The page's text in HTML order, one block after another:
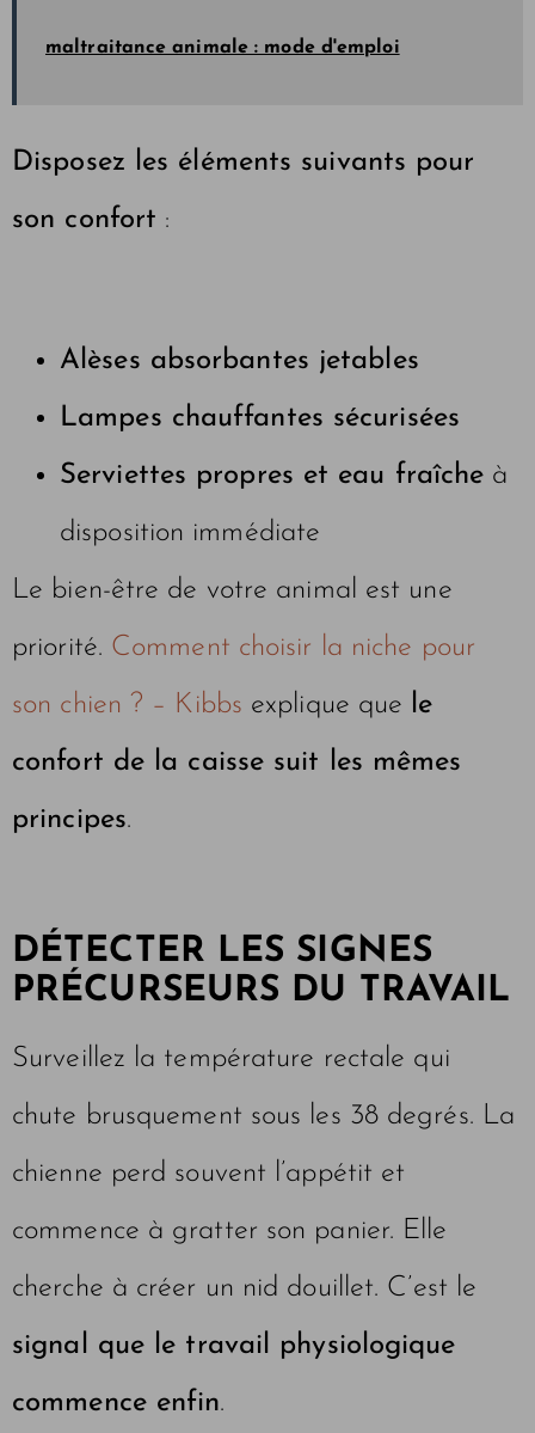
maltraitance animale : mode d'emploi
Disposez les éléments suivants pour
son confort :
Alèses absorbantes jetables
Lampes chauffantes sécurisées
Serviettes propres et eau fraîche à
disposition immédiate
Le bien-être de votre animal est une
priorité. Comment choisir la niche pour
son chien ? – Kibbs explique que le
confort de la caisse suit les mêmes
principes.
DÉTECTER LES SIGNES
PRÉCURSEURS DU TRAVAIL
Surveillez la température rectale qui
chute brusquement sous les 38 degrés. La
chienne perd souvent l’appétit et
commence à gratter son panier. Elle
cherche à créer un nid douillet. C’est le
signal que le travail physiologique
commence enfin.